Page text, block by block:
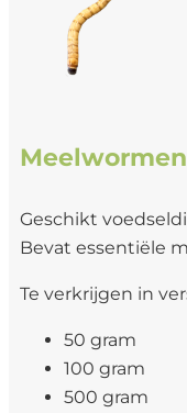
Meelwormen
Geschikt
Bevat essentiële
Te verkrijgen in
50 gram
100 gram
500 gram